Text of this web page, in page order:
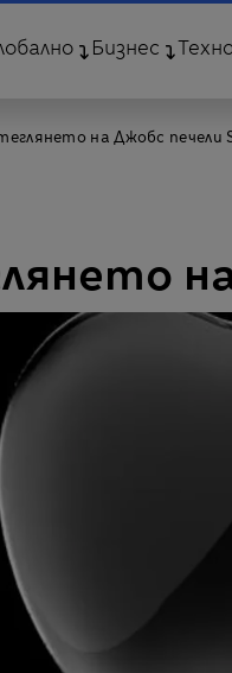
Бизнес
на Джобс печели
на